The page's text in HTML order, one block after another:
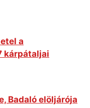
a
kárpátaljai
Badaló elöljárója